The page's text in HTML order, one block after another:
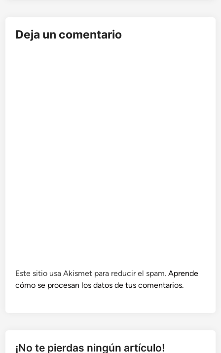
Deja un comentario
Este sitio usa Akismet para reducir el spam.Aprende
cómo se procesan los datos de tus comentarios.
¡No te pierdas ningún artículo!